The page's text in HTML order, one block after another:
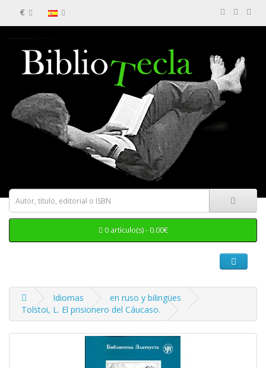
€
0 artículo(s) - 0.00€
Idiomas
en ruso y bilingües
Tolstoi, L. El prisionero del Cáucaso.